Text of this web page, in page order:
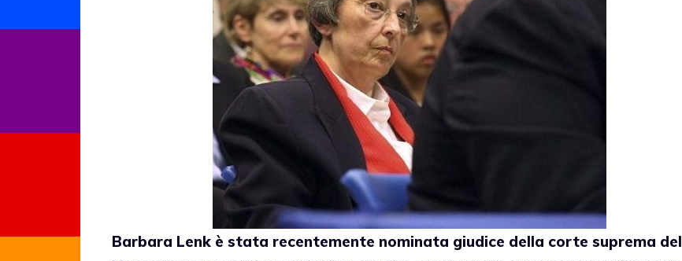
Barbara Lenk è stata recentemente nominata giudice della corte suprema del